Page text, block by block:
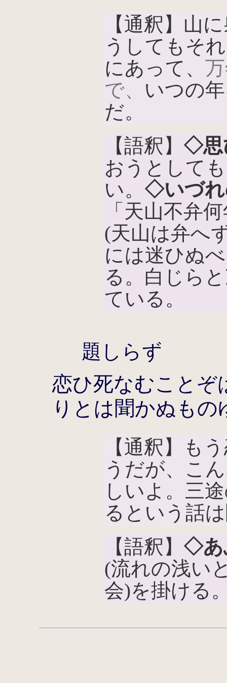
【通釈】山
うしてもそ
にあって、
で、 いつの
だ。
【語釈】 ◇思
おうとして
い。 ◇いづれ
「天山不弁
(天山は弁へ
には迷ひぬ
る。白じら
ている。
題しらず
恋ひ死なむことぞ
りとは聞かぬもの
【通釈】も
うだが、こ
しいよ。三
るという話
【語釈】 ◇あ
(流れの浅い
会)を掛ける